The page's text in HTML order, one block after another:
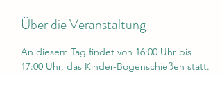
Über die Veranstaltung
An diesem Tag findet von 16:00 Uhr bis
17:00 Uhr, das Kinder-Bogenschießen statt.